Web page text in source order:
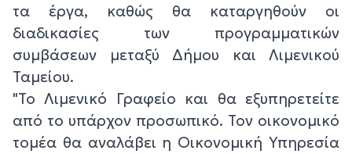
τα έργα, καθώς θα καταργηθούν οι
διαδικασίες των προγραμματικών
συμβάσεων μεταξύ Δήμου και Λιμενικού
Ταμείου.
"Το Λιμενικό Γραφείο και θα εξυπηρετείτε
από το υπάρχον προσωπικό. Τον οικονομικό
τομέα θα αναλάβει η Οικονομική Υπηρεσία